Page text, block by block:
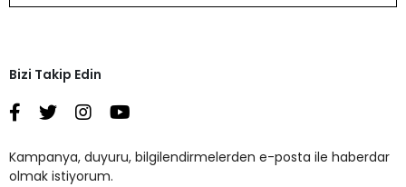
Bizi Takip Edin
Kampanya, duyuru, bilgilendirmelerden e-posta ile haberdar
olmak istiyorum.